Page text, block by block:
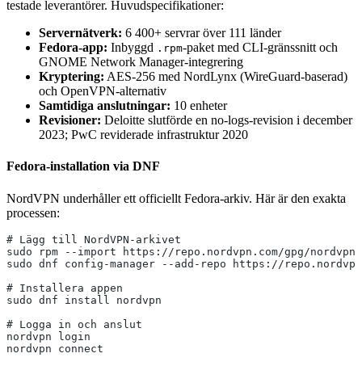
testade leverantörer. Huvudspecifikationer:
Servernätverk: 6 400+ servrar över 111 länder
Fedora-app: Inbyggd .rpm-paket med CLI-gränssnitt och
GNOME Network Manager-integrering
Kryptering: AES-256 med NordLynx (WireGuard-baserad)
och OpenVPN-alternativ
Samtidiga anslutningar: 10 enheter
Revisioner: Deloitte slutförde en no-logs-revision i december
2023; PwC reviderade infrastruktur 2020
Fedora-installation via DNF
NordVPN underhåller ett officiellt Fedora-arkiv. Här är den exakta
processen:
# Lägg till NordVPN-arkivet
sudo rpm --import https://repo.nordvpn.com/gpg/
sudo dnf config-manager --add-repo https://
# Installera appen
sudo dnf install nordvpn
# Logga in och anslut
nordvpn login
nordvpn connect